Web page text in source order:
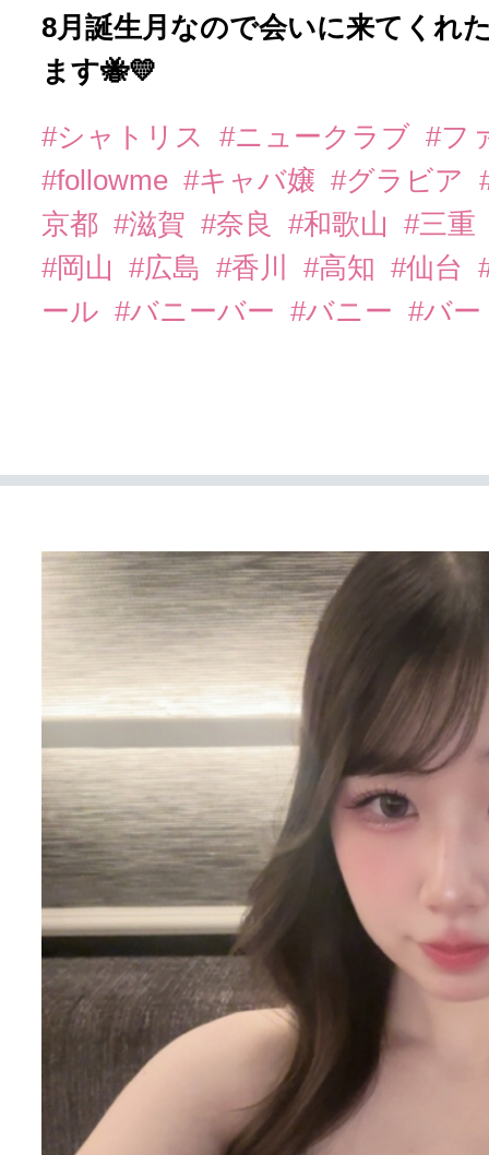
8月誕生月なので会いに来てくれ
ます🐝💛
#シャトリス #ニュークラブ #フ
#followme #キャバ嬢 #グラビア
京都 #滋賀 #奈良 #和歌山
#三重
#岡山
#広島 #香川 #高知 #仙台
ール #バニーバー #バニー #バー